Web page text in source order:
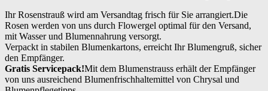
Ihr Rosenstrauß wird am Versandtag frisch für Sie arrangiert.Die
Rosen werden von uns durch Flowergel optimal für den Versand,
mit Wasser und Blumennahrung versorgt.
Verpackt in stabilen Blumenkartons, erreicht Ihr Blumengruß, sicher
den Empfänger.
Gratis Servicepack!Mit dem Blumenstrauss erhält der Empfänger
von uns ausreichend Blumenfrischhaltemittel von Chrysal und